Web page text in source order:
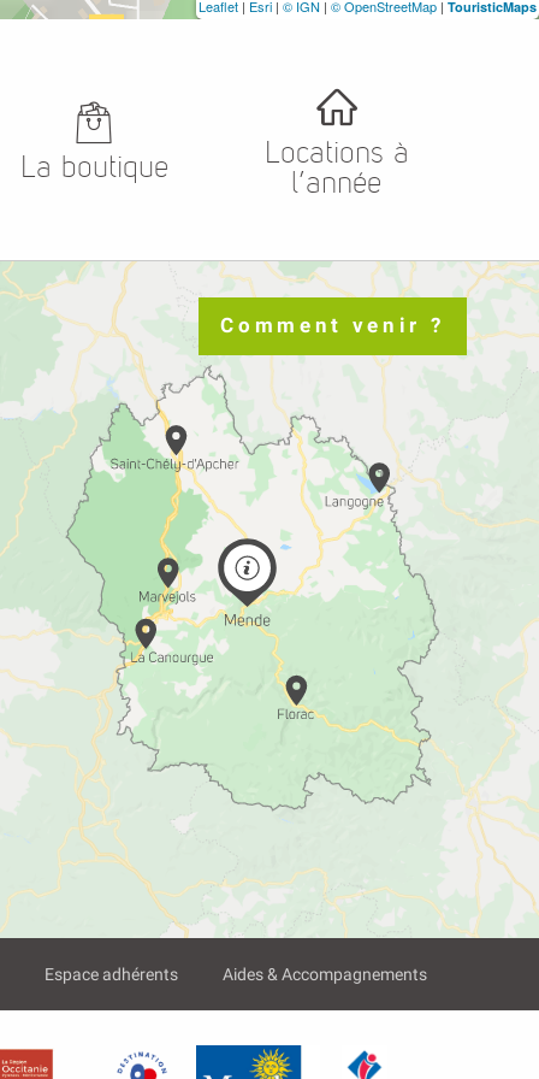
Leaflet | Esri | © IGN | © OpenStreetMap | TouristicMaps
La boutique
Locations à
l’année
Comment venir ?
Espace adhérents Aides & Accompagnements